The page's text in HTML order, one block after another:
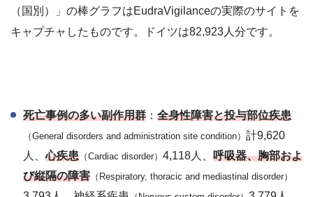
（国別）」の棒グラフはEudraVigilanceの実際のサイトを
キャプチャしたものです。ドイツは82,923人分です。
死亡事例の多い副作用群 ： 全身性障害と投与部位疾患
（General disorders and administration site condition） 計9,620
人、心疾患 （Cardiac disorder） 4,118人、 呼吸器、胸部およ
び縦隔の障害 （Respiratory, thoracic and mediastinal disorder）